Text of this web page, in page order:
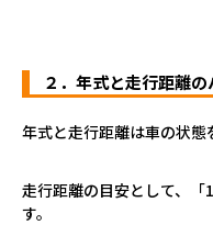
２．年式と走行距離の
年式と走行距離は車の状態
走行距離の目安として、
す。